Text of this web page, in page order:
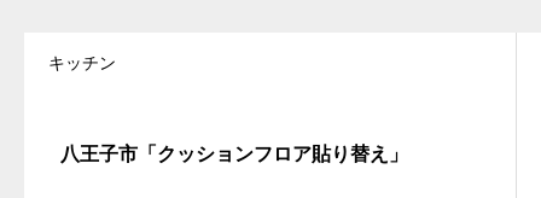
キッチン
八王子市「クッションフロア貼り替え」